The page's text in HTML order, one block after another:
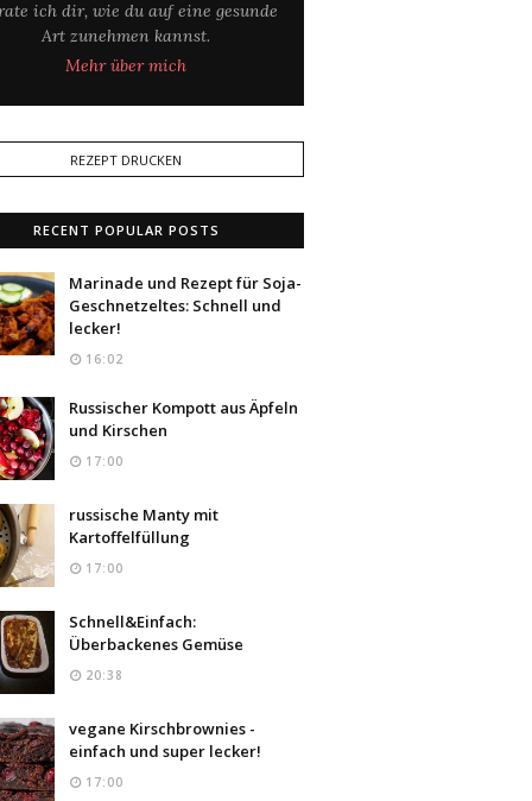
ich dir, wie du auf eine gesunde
Art zunehmen kannst.
Mehr über mich
REZEPT DRUCKEN
RECENT POPULAR POSTS
Marinade und Rezept für Soja-
Geschnetzeltes: Schnell und
lecker!
16:02
Russischer Kompott aus Äpfeln
und Kirschen
17:00
russische Manty mit
Kartoffelfüllung
17:00
Schnell&Einfach:
Überbackenes Gemüse
20:38
vegane Kirschbrownies -
einfach und super lecker!
17:00